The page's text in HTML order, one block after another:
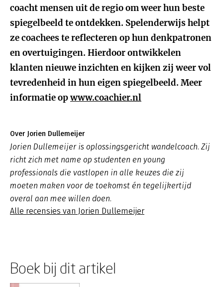
coacht mensen uit de regio om weer hun beste
spiegelbeeld te ontdekken. Spelenderwijs helpt
ze coachees te reflecteren op hun denkpatronen
en overtuigingen. Hierdoor ontwikkelen
klanten nieuwe inzichten en kijken zij weer vol
tevredenheid in hun eigen spiegelbeeld. Meer
informatie opwww.coachier.nl
Over Jorien Dullemeijer
Jorien Dullemeijer is oplossingsgericht wandelcoach. Zij
richt zich met name op studenten en young
professionals die vastlopen in alle keuzes die zij
moeten maken voor de toekomst én tegelijkertijd
overal aan mee willen doen.
Alle recensies van Jorien Dullemeijer
Boek bij dit artikel